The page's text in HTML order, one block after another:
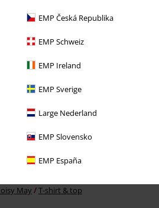
EMP Česká Republika
EMP Schweiz
EMP Ireland
EMP Sverige
Large Nederland
EMP Slovensko
EMP España
May T-shirt & top